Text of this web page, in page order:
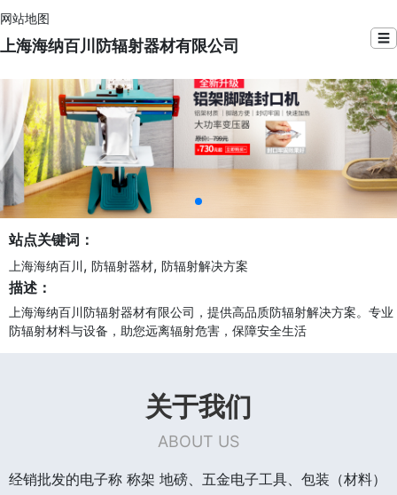
网站地图
上海海纳百川防辐射器材有限公司 ☰
站点关键词：
上海海纳百川, 防辐射器材, 防辐射解决方案
描述：
上海海纳百川防辐射器材有限公司，提供高品质防辐射解决方案。专业
防辐射材料与设备，助您远离辐射危害，保障安全生活
关于我们
ABOUT US
经销批发的电子称 称架 地磅、五金电子工具、包装（材料）